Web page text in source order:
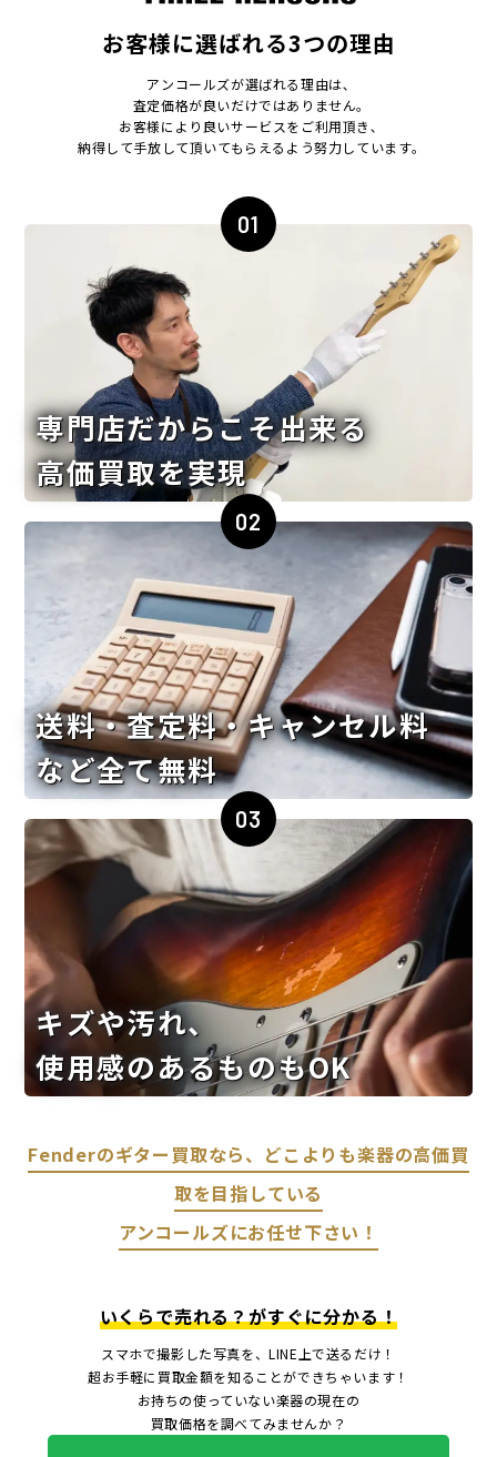
お客様に選ばれる3つの理由
アンコールズが選ばれる理由は､
査定価格が良いだけではありません｡
お客様により良いサービスをご利用頂き､
納得して手放して頂いてもらえるよう努力しています｡
01
専門店だからこそ出来る
高価買取を実現
02
送料・査定料・キャンセル料
など全て無料
03
キズや汚れ、
使用感のあるものもOK
Fenderのギター買取なら、どこよりも楽器の高価買
取を目指している
アンコールズにお任せ下さい！
いくらで売れる？がすぐに分かる！
スマホで撮影した写真を、LINE上で送るだけ！
超お手軽に買取金額を知ることができちゃいます！
お持ちの使っていない楽器の現在の
買取価格を調べてみませんか？